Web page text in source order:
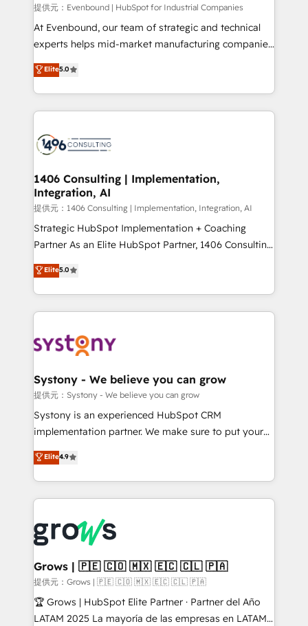
Group, a group of specialized and complementary
companies that divide their offer into 4
Competence Centers: Smart Manufacturing,
The synergies generated by these integrations,
together with the combination of talents, skills,
to accompany companies on their digital
transformation journey.
提供元：Evenbound | HubSpot for Industrial Companies
At Evenbound, our team of strategic and technical
experts helps mid-market manufacturing companies
achieve real growth. We specialize in delivering
tailored solutions that drive results by leveraging
HubSpot’s platform and data to fuel success.
Technical Solutions: - HubSpot Technical Consulting -
Onboarding - Data Migration & Integrations -
Revenue Operations - Inbound Marketing -
Outbound Marketing - HubSpot CMS Website
Design & Development We empower our clients to
reach their full potential by providing transparent,
relationship-driven support. With over 300 HubSpot
technical know-how and strategic guidance you
need to succeed.
Elite5.0
1406 Consulting | Implementation,
Integration, AI
提供元：1406 Consulting | Implementation, Integration, AI
Strategic HubSpot Implementation + Coaching
Partner As an Elite HubSpot Partner, 1406 Consulting
helps mid-market revenue teams transform how
they sell, market, and serve. We don't just build your
HubSpot—we teach your team to own it, then stay
to help you keep winning. What We Do ⚙️ CRM
Data & Content 📈 Sales & Marketing Alignment +
Agent Creation 🔄 Custom Integrations & Data
Migration Why 1406 We become part of your team.
Your team learns while we build. We fix what others
broke. Built for mid-market reality—practical
constraints. By the Numbers 🏆 Top 1% of all
HubSpot partners 🔄 Top 5% globally in client
and sales ops at mid-market companies ready to
move beyond spreadsheets into unified systems
that drive real business results.
Elite5.0
Systony - We believe you can grow
提供元：Systony - We believe you can grow
Systony is an experienced HubSpot CRM
implementation partner. We make sure to put your
organization's needs and goals first and think along
with your organization. We are only satisfied once
you are too. Why Systony? - 20+ years of
experience with CRM, Marketing, Sales & Service
Own back-end developers - Complex data
migrations (e.g. Salesforce, MS Dynamics, Perfect
View, SuperOffice) - Custom integrations (e.g. MS
Business Central, Navision, AX, SAP, Exact, AFAS) We
focus on growing B2B companies in the SME sector
such as manufacturing, SaaS, business services and
Elite4.9
Grows | 🇵🇪 🇨🇴 🇲🇽 🇪🇨 🇨🇱 🇵🇦
提供元：Grows | 🇵🇪 🇨🇴 🇲🇽 🇪🇨 🇨🇱 🇵🇦
🏆 Grows | HubSpot Elite Partner · Partner del Año
LATAM 2025 La mayoría de las empresas en LATAM